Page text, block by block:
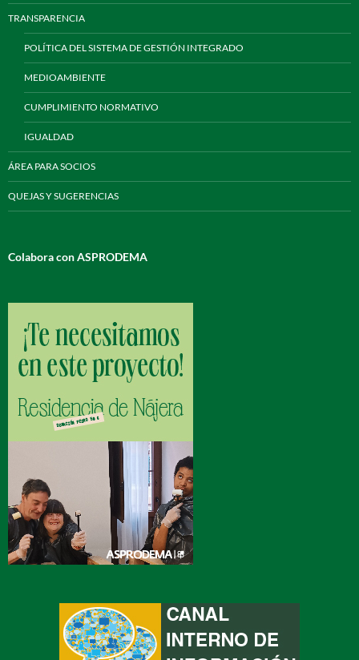
TRANSPARENCIA
POLÍTICA DEL SISTEMA DE GESTIÓN INTEGRADO
MEDIOAMBIENTE
CUMPLIMIENTO NORMATIVO
IGUALDAD
ÁREA PARA SOCIOS
QUEJAS Y SUGERENCIAS
Colabora con ASPRODEMA